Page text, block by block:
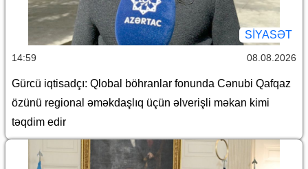
SİYASƏT
14:59 08.08.2026
Gürcü iqtisadçı: Qlobal böhranlar fonunda Cənubi Qafqaz
özünü regional əməkdaşlıq üçün əlverişli məkan kimi
təqdim edir